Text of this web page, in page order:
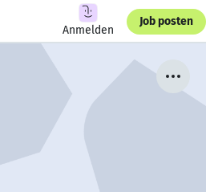
Anmelden
Job posten